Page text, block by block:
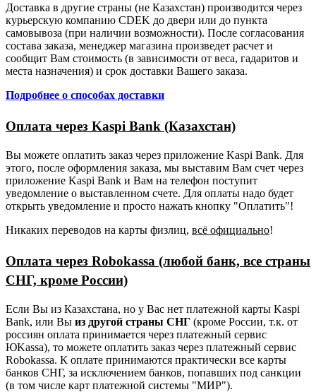
Доставка в другие страны (не Казахстан) производится через
курьерскую компанию CDEK до двери или до пункта
самовывоза (при наличии возможности). После согласования
состава заказа, менеджер магазина произведет расчет и
сообщит Вам стоимость (в зависимости от веса, гадаритов и
места назначения) и срок доставки Вашего заказа.
Подробнее о способах доставки
Оплата через Kaspi Bank (Казахстан)
Вы можете оплатить заказ через приложение Kaspi Bank. Для
этого, после оформления заказа, мы выставим Вам счет через
приложение Kaspi Bank и Вам на телефон поступит
уведомление о выставленном счете. Для оплаты надо будет
открыть уведомление и просто нажать кнопку "Оплатить"!
Никаких переводов на карты физлиц, всё официально!
Оплата через Robokassa (любой банк, все страны
СНГ, кроме России)
Если Вы из Казахстана, но у Вас нет платежной карты Kaspi
Bank, или Вы из другой страны СНГ (кроме России, т.к. от
россиян оплата принимается через платежный сервис
ЮKassa), то можете оплатить заказ через платежный сервис
Robokassa. К оплате принимаются практически все карты
банков СНГ, за исключением банков, попавших под санкции
(в том числе карт платежной системы "МИР").